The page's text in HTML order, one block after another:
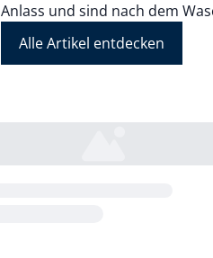
Anlass und sind nach dem
Alle Artikel entdecken